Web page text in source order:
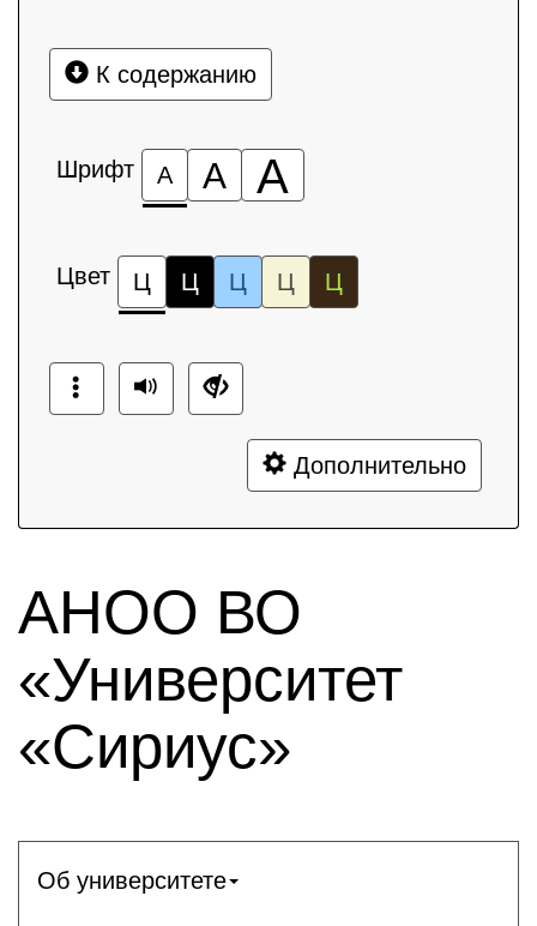
К содержанию
Шрифт А А А
Цвет Ц Ц Ц Ц Ц
Дополнительно
АНОО ВО
«Университет
«Сириус»
Об университете